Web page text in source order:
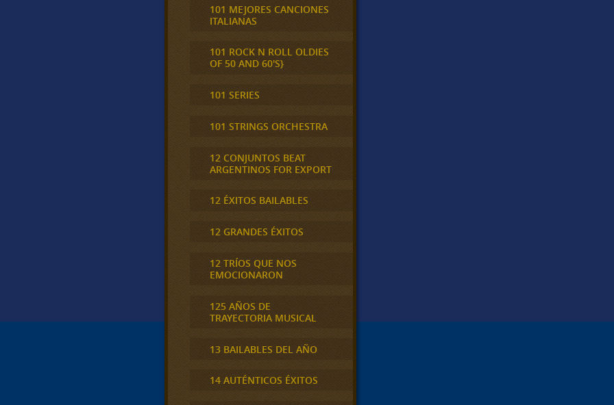
101 MEJORES CANCIONES
ITALIANAS
101 ROCK N ROLL OLDIES
OF 50 AND 60'S}
101 SERIES
101 STRINGS ORCHESTRA
12 CONJUNTOS BEAT
ARGENTINOS FOR EXPORT
12 ÉXITOS BAILABLES
12 GRANDES ÉXITOS
12 TRÍOS QUE NOS
EMOCIONARON
125 AÑOS DE
TRAYECTORIA MUSICAL
13 BAILABLES DEL AÑO
14 AUTÉNTICOS ÉXITOS